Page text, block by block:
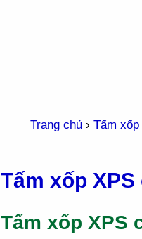
Trang chủ› Tấm xốp
Tấm xốp
Tấm xốp XPS